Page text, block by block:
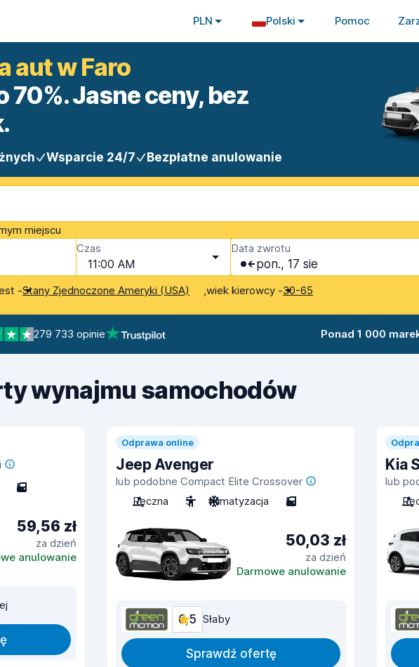
PLN Polski Pomoc
aut w Faro
70%. Jasne ceny, bez
Wsparcie 24/7 Bezpłatne anulowanie
miejscu
Czas
11:00 AM
Data zwrotu
pon., 17 sie
-Stany Zjednoczone Ameryki (USA) ,wiek kierowcy -30-65
279 733 opinie Ponad 1 000
wynajmu samochodów
5
59,56 zł
za dzień
anulowanie
Odprawa online
Jeep Avenger
lub podobne Compact Elite Crossover
Ręczna
5 Klimatyzacja 5
50,03 zł
za dzień
Darmowe anulowanie
6,5 Słaby
Sprawdź ofertę
Kia
lub